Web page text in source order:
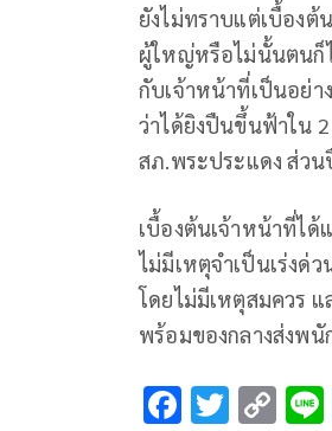
ยังไม่ทราบแต่เบื้อง
ผู้ใหญ่หรือไม่นั้นตนก็
กับเจ้าหน้าที่เป็นอย่า
ว่าได้ยิงปืนขึ้นฟ้าใน
สภ.พระประแดง ส่ว
เบื้องต้นเจ้าหน้าที่ไ
ไม่มีเหตุจำเป็นเร่งด่
โดยไม่มีเหตุสมควร
พร้อมของกลางส่งพ
F T C